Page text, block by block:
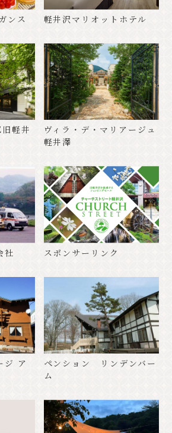
ンス 軽井沢マリオットホテル
軽井
ヴィラ・デ・マリアージュ
軽井澤
社 スポンサーリンク
ジ ア
ペンション リンデンバー
ム